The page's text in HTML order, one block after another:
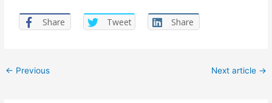
Share Tweet Share
Post
← Previous Next article →